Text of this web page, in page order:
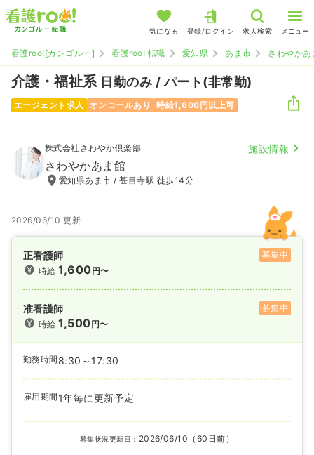
気になる 登録/ログイン 求人検索 メニュー
看護roo![カンゴルー] 看護roo! 転職 愛知県 あま市 さわやかあ
介護・福祉系 日勤のみ / パート(非常勤)
エージェント求人 オンコールあり 時給1,600円以上可
株式会社さわやか倶楽部 施設情報
さわやかあま館
愛知県あま市 / 甚目寺駅 徒歩14分
2026/06/10 更新
正看護師
募集中
時給1,600円〜
准看護師
募集中
時給1,500円〜
勤務時間 8:30～17:30
雇用期間 1年毎に更新予定
募集状況更新日： 2026/06/10（60日前）